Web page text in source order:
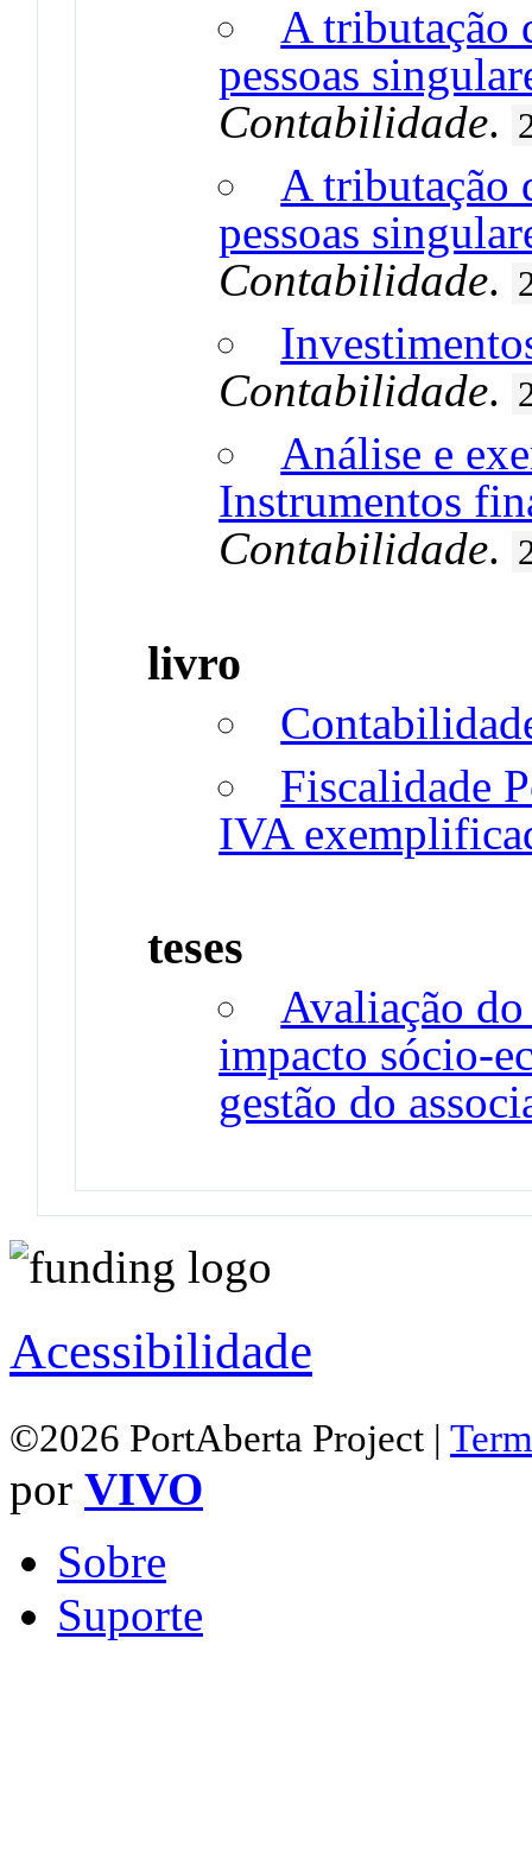
A tributação
pessoas
Contabilidade.
A tributação
pessoas
Contabilidade.
Contabilidade.
Análise e
Instrumentos
Contabilidade.
livro
Fiscalidade
IVA
teses
Avaliação
impacto sócio-
gestão do
Acessibilidade
©2026 PortAberta Project |
por VIVO
Sobre
Suporte